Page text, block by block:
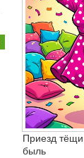
Приезд
быль